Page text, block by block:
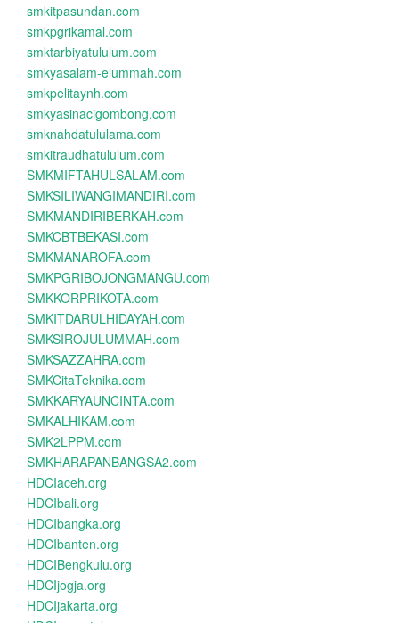
smkitpasundan.com
smkpgrikamal.com
smktarbiyatululum.com
smkyasalam-elummah.com
smkpelitaynh.com
smkyasinacigombong.com
smknahdatululama.com
smkitraudhatululum.com
SMKMIFTAHULSALAM.com
SMKSILIWANGIMANDIRI.com
SMKMANDIRIBERKAH.com
SMKCBTBEKASI.com
SMKMANAROFA.com
SMKPGRIBOJONGMANGU.com
SMKKORPRIKOTA.com
SMKITDARULHIDAYAH.com
SMKSIROJULUMMAH.com
SMKSAZZAHRA.com
SMKCitaTeknika.com
SMKKARYAUNCINTA.com
SMKALHIKAM.com
SMK2LPPM.com
SMKHARAPANBANGSA2.com
HDCIaceh.org
HDCIbali.org
HDCIbangka.org
HDCIbanten.org
HDCIBengkulu.org
HDCIjogja.org
HDCIjakarta.org